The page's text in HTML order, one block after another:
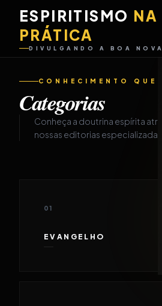
ESPIRITISMO NA
PRÁTICA
DIVULGANDO A BOA
CONHECIMENTO QUE
Categorias
Conheça a doutrina espírita
nossas editorias especializadas.
01
EVANGELHO